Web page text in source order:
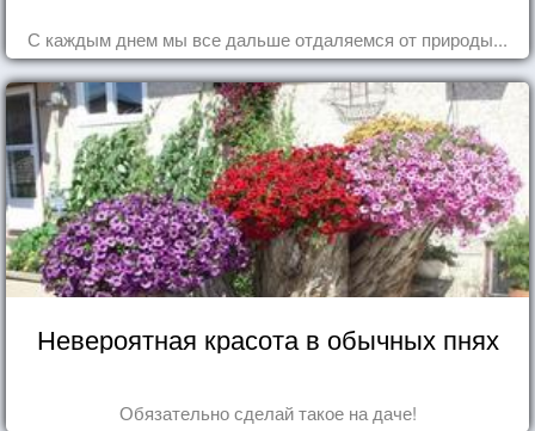
С каждым днем мы все дальше отдаляемся от природы...
Невероятная красота в обычных пнях
Обязательно сделай такое на даче!